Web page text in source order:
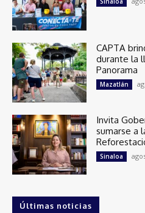
CAPTA
durante la
Panorama
Mazatlán
Invita
sumarse a
Sinaloa
Últimas noticias